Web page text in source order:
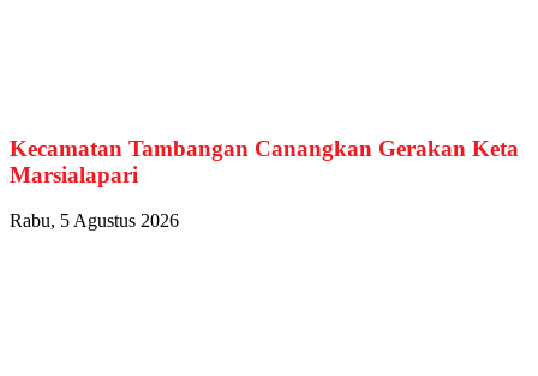
Kecamatan Tambangan Canangkan Gerakan Keta
Marsialapari
Rabu, 5 Agustus 2026